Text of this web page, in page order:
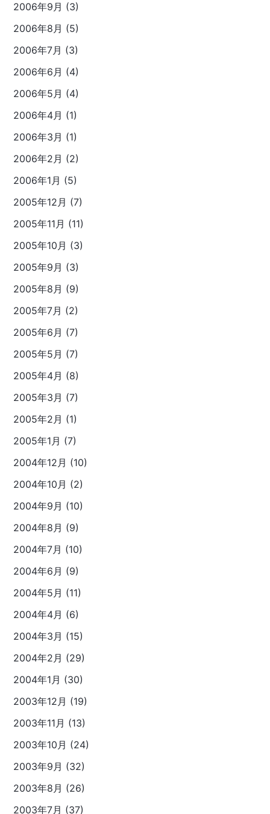
2006年9月 (3)
2006年8月 (5)
2006年7月 (3)
2006年6月 (4)
2006年5月 (4)
2006年4月 (1)
2006年3月 (1)
2006年2月 (2)
2006年1月 (5)
2005年12月 (7)
2005年11月 (11)
2005年10月 (3)
2005年9月 (3)
2005年8月 (9)
2005年7月 (2)
2005年6月 (7)
2005年5月 (7)
2005年4月 (8)
2005年3月 (7)
2005年2月 (1)
2005年1月 (7)
2004年12月 (10)
2004年10月 (2)
2004年9月 (10)
2004年8月 (9)
2004年7月 (10)
2004年6月 (9)
2004年5月 (11)
2004年4月 (6)
2004年3月 (15)
2004年2月 (29)
2004年1月 (30)
2003年12月 (19)
2003年11月 (13)
2003年10月 (24)
2003年9月 (32)
2003年8月 (26)
2003年7月 (37)